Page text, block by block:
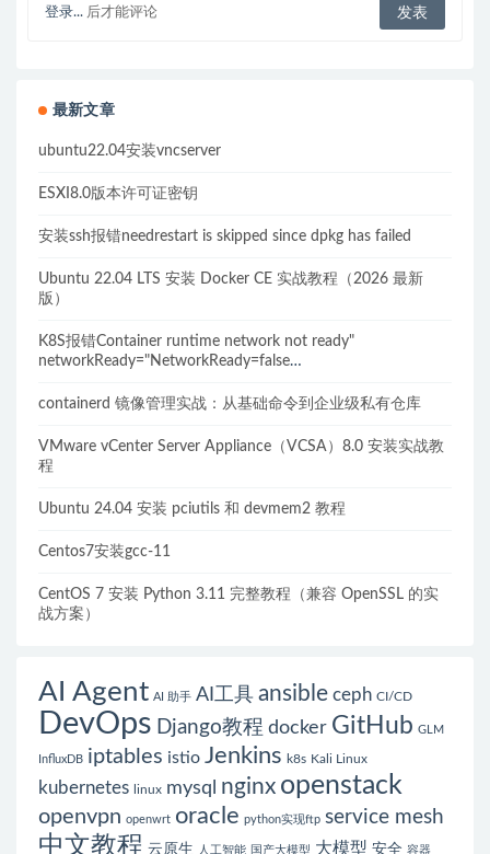
登录... 后才能评论
最新文章
ubuntu22.04安装vncserver
ESXI8.0版本许可证密钥
安装ssh报错needrestart is skipped since dpkg has failed
Ubuntu 22.04 LTS 安装 Docker CE 实战教程（2026 最新
版）
K8S报错Container runtime network not ready"
networkReady="NetworkReady=false
containerd 镜像管理实战：从基础命令到企业级私有仓库
VMware vCenter Server Appliance（VCSA）8.0 安装实战教
程
Ubuntu 24.04 安装 pciutils 和 devmem2 教程
Centos7安装gcc-11
CentOS 7 安装 Python 3.11 完整教程（兼容 OpenSSL 的实
战方案）
AI Agent AI 助手 AI工具 ansible ceph CI/CD
DevOps Django教程 docker GitHub GLM
InfluxDB iptables istio Jenkins k8s Kali Linux
kubernetes linux mysql nginx openstack
openvpn openwrt oracle python实现ftp service mesh
中文教程 云原生 人工智能 国产大模型 大模型 安全 容器